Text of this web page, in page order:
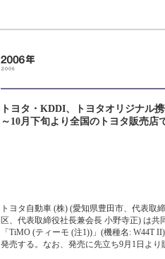
トヨタ・KDDI、トヨタオリジナル
～10月下旬より全国のトヨタ販売店
トヨタ自動車 (株) (愛知県豊田市、代表取
区、代表取締役社長兼会長 小野寺正) は
「TiMO (ティーモ (注1))」(機種名: W44T
発売する。なお、発売に先立ち9月1日より